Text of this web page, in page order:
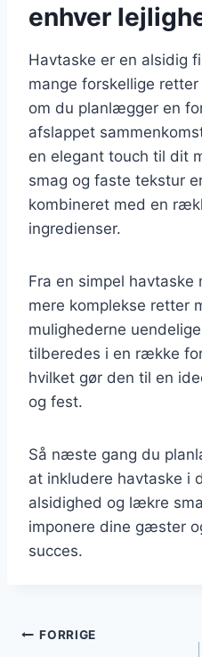
enhver
Havtaske er en alsidig
mange forskellige
om du planlægger en
afslappet
en elegant touch til dit
smag og faste tekstur
kombineret med en
ingredienser.
Fra en simpel
mere komplekse retter
mulighederne
tilberedes i en række
hvilket gør den til en
og fest.
Så næste gang du
at inkludere havtaske i
alsidighed og lækre
imponere dine gæster
succes.
FORRIGE